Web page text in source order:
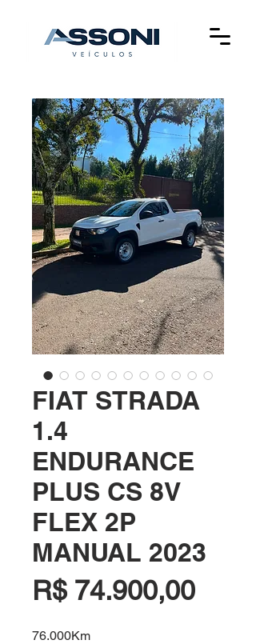
FIAT STRADA
1.4
ENDURANCE
PLUS CS 8V
FLEX 2P
MANUAL 2023
R$ 74.900,00Preço
76.000Km